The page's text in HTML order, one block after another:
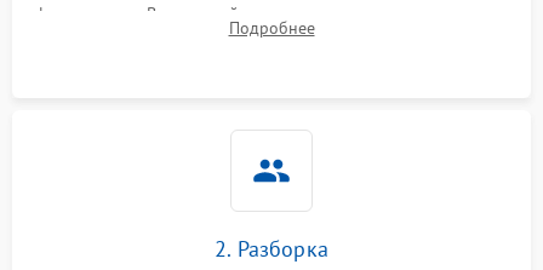
фокусировки. Визуальный осмотр линз на наличие царапин,
грибка, пыли и оценка состояния контактов байонета.
Подробнее
2. Разборка